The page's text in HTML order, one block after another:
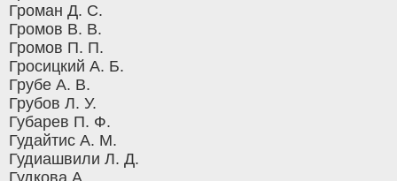
Громан Д. С.
Громов В. В.
Громов П. П.
Гросицкий А. Б.
Грубе А. В.
Грубов Л. У.
Губарев П. Ф.
Гудайтис А. М.
Гудиашвили Л. Д.